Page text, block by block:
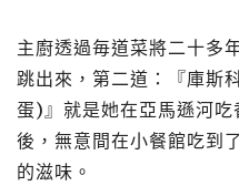
主廚透過毎道菜將二十多
跳出來，第二道：『庫斯
蛋)』就是她在亞馬遜河
後，無意間在小餐館吃到
的滋味。